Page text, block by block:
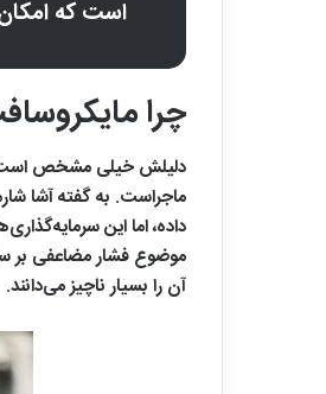
است که
چرا
دلیلش خیلی مشخص است؛
داده، اما این
موضوع فشار مضاعفی بر
آن را بسیار ناچیز می‌دانند.